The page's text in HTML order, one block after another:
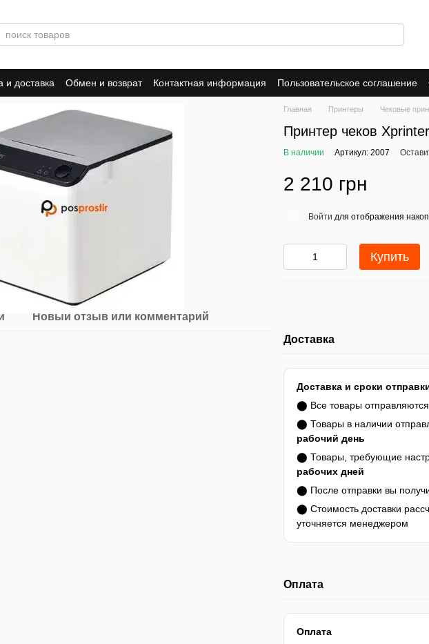
и доставка Обмен и возврат Контактная информация Пользовательское соглашение
Новый отзыв или комментарий
Главная Принтеры Чековые
Принтер чеков
В наличии Артикул: 2007
2 210 грн
Войти для отображения
Купить
Доставка
Доставка и сроки
⬤ Все товары отправляются
⬤ Товары в наличии
рабочий день
⬤ Товары, требующие
рабочих дней
⬤ После отправки вы
⬤ Стоимость доставки
уточняется менеджером
Оплата
Оплата